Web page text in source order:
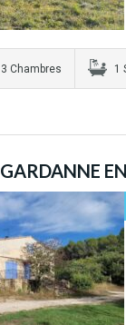
3 Chambres 1
GARDANNE